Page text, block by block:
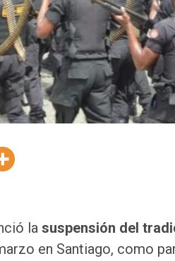
la suspensión del
en Santiago, como